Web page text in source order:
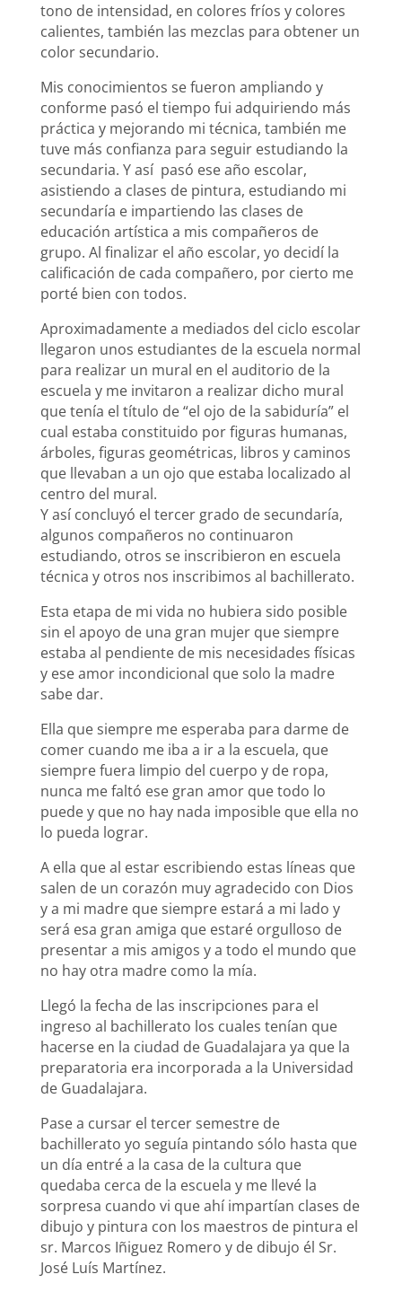
tono de intensidad, en colores fríos y colores
calientes, también las mezclas para obtener un
color secundario.
Mis conocimientos se fueron ampliando y
conforme pasó el tiempo fui adquiriendo más
práctica y mejorando mi técnica, también me
tuve más confianza para seguir estudiando la
secundaria. Y así pasó ese año escolar,
asistiendo a clases de pintura, estudiando mi
secundaría e impartiendo las clases de
educación artística a mis compañeros de
grupo. Al finalizar el año escolar, yo decidí la
calificación de cada compañero, por cierto me
porté bien con todos.
Aproximadamente a mediados del ciclo escolar
llegaron unos estudiantes de la escuela normal
para realizar un mural en el auditorio de la
escuela y me invitaron a realizar dicho mural
que tenía el título de “el ojo de la sabiduría” el
cual estaba constituido por figuras humanas,
árboles, figuras geométricas, libros y caminos
que llevaban a un ojo que estaba localizado al
centro del mural.
Y así concluyó el tercer grado de secundaría,
algunos compañeros no continuaron
estudiando, otros se inscribieron en escuela
técnica y otros nos inscribimos al bachillerato.
Esta etapa de mi vida no hubiera sido posible
sin el apoyo de una gran mujer que siempre
estaba al pendiente de mis necesidades físicas
y ese amor incondicional que solo la madre
sabe dar.
Ella que siempre me esperaba para darme de
comer cuando me iba a ir a la escuela, que
siempre fuera limpio del cuerpo y de ropa,
nunca me faltó ese gran amor que todo lo
puede y que no hay nada imposible que ella no
lo pueda lograr.
A ella que al estar escribiendo estas líneas que
salen de un corazón muy agradecido con Dios
y a mi madre que siempre estará a mi lado y
será esa gran amiga que estaré orgulloso de
presentar a mis amigos y a todo el mundo que
no hay otra madre como la mía.
Llegó la fecha de las inscripciones para el
ingreso al bachillerato los cuales tenían que
hacerse en la ciudad de Guadalajara ya que la
preparatoria era incorporada a la Universidad
de Guadalajara.
Pase a cursar el tercer semestre de
bachillerato yo seguía pintando sólo hasta que
un día entré a la casa de la cultura que
quedaba cerca de la escuela y me llevé la
sorpresa cuando vi que ahí impartían clases de
dibujo y pintura con los maestros de pintura el
sr. Marcos Iñiguez Romero y de dibujo él Sr.
José Luís Martínez.